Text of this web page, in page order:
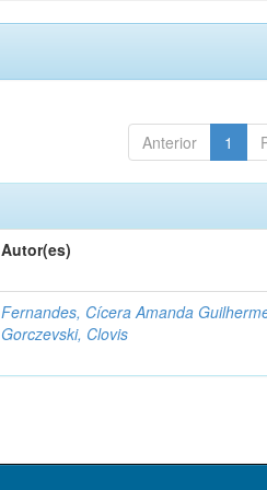
Anterior 1
Autor(es)
Fernandes, Cícera Amanda
Gorczevski, Clovis